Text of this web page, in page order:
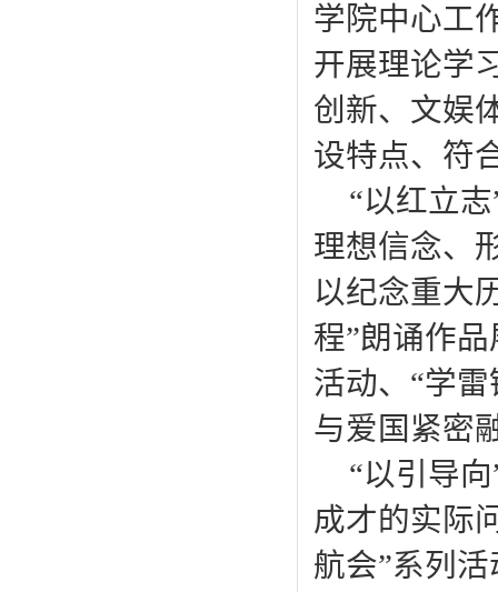
学院中心工
开展理论学
创新、文娱
设特点、符
“以红立
理想信念、
以纪念重大
程”朗诵作
活动、“学
与爱国紧密
“以引导
成才的实际
航会”系列